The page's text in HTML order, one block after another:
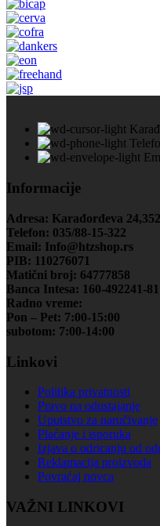
Informacije
Adresa: Karađorđeva
Telefon: 035/88-15-322
Email: Info@htzshop.rs
PIB: 110276071
Matični broj: 64777858
Banca Intesa: 160-492241-81
Radno vreme:
Pon – Pet: 7:00-15:00
subotom: 7:00-14:00
Linkovi
Politika privatnosti
Pravo na odustajanje
Uputstvo za naručivanje
Plaćanje i isporuka
Izjava o odricanju od
Reklamacija proizvoda
Povraćaj novca
VAŽNI LINKOVI